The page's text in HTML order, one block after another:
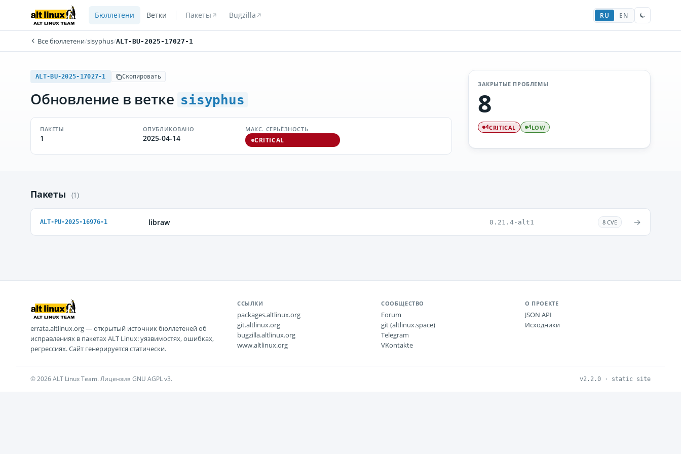
Бюллетени Ветки Пакеты Bugzilla RU EN
Все бюллетени/sisyphus/ALT-BU-2025-17027-1
ALT-BU-2025-17027-1 Скопировать
Обновление в ветке sisyphus
ПАКЕТЫ
1
ОПУБЛИКОВАНО
2025-04-14
МАКС. СЕРЬЁЗНОСТЬ
CRITICAL
ЗАКРЫТЫЕ ПРОБЛЕМЫ
8
4CRITICAL 4LOW
Пакеты (1)
ALT-PU-2025-16976-1 libraw 0.21.4-alt1 8 CVE →
errata.altlinux.org — открытый источник бюллетеней об
исправлениях в пакетах ALT Linux: уязвимостях, ошибках,
регрессиях. Сайт генерируется статически.
ССЫЛКИ
packages.altlinux.org
git.altlinux.org
bugzilla.altlinux.org
www.altlinux.org
СООБЩЕСТВО
Forum
git (altlinux.space)
Telegram
VKontakte
О ПРОЕКТЕ
JSON API
Исходники
© 2026 ALT Linux Team. Лицензия GNU AGPL v3. v2.2.0 · static site